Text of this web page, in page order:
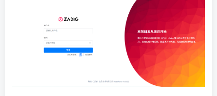
zadig-portal-69d8f946b8-wqrpz